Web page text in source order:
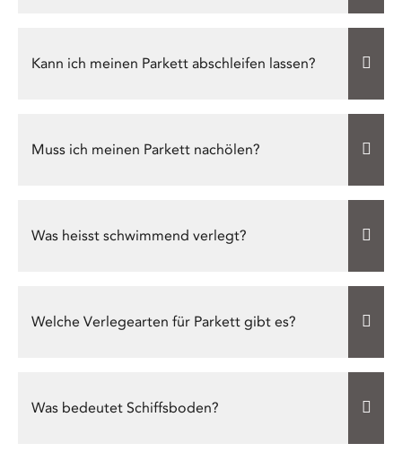
Kann ich meinen Parkett abschleifen lassen?
Muss ich meinen Parkett nachölen?
Was heisst schwimmend verlegt?
Welche Verlegearten für Parkett gibt es?
Was bedeutet Schiffsboden?